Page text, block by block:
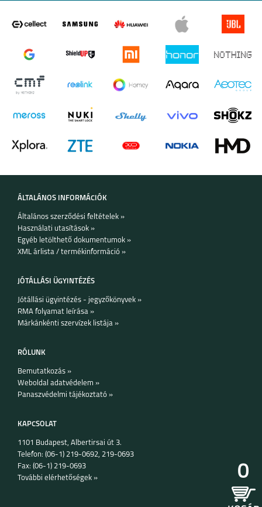
ÁLTALÁNOS INFORMÁCIÓK
Általános szerződési feltételek »
Használati utasítások »
Egyéb letölthető dokumentumok »
XML árlista / termékinformáció »
JÓTÁLLÁSI ÜGYINTÉZÉS
Jótállási ügyintézés - jegyzőkönyvek »
RMA folyamat leírása »
Márkánkénti szervízek listája »
RÓLUNK
Bemutatkozás »
Weboldal adatvédelem »
Panaszvédelmi tájékoztató »
KAPCSOLAT
1101 Budapest, Albertirsai út 3.
Telefon: (06-1) 219-0692, 219-0693
Fax: (06-1) 219-0693
További elérhetőségek »
0